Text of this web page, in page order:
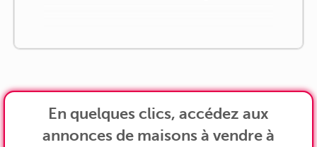
En quelques clics, accédez aux
annonces de maisons à vendre à